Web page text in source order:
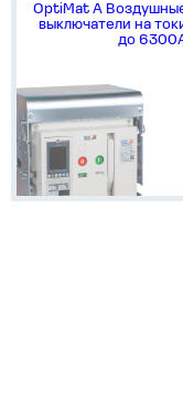
OptiMat A
выключатели на
до